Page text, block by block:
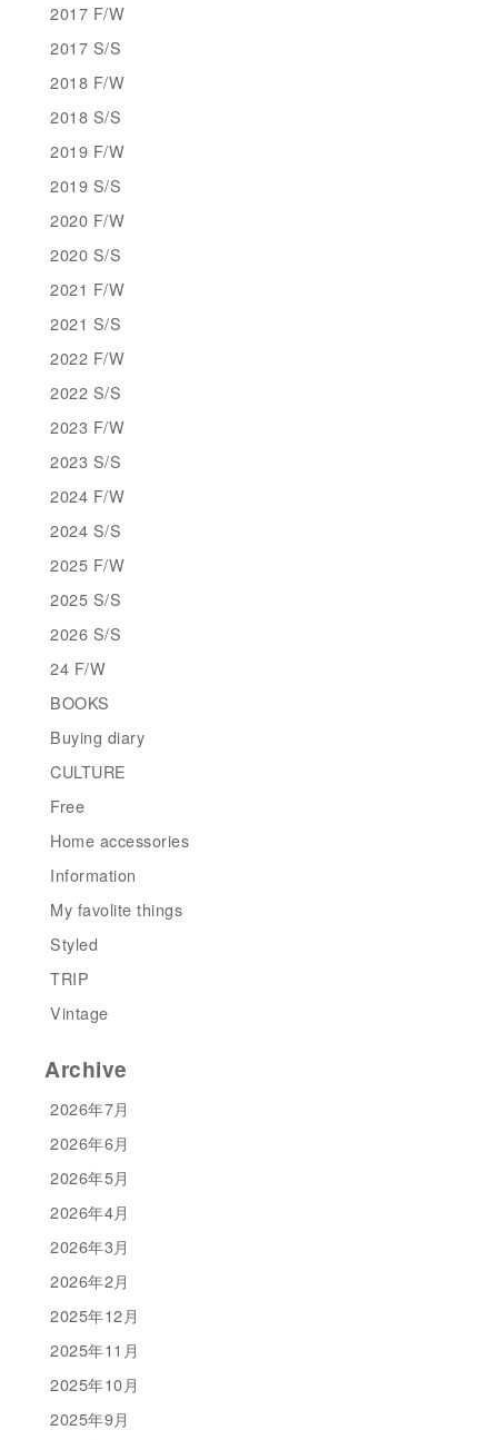
2017 F/W
2017 S/S
2018 F/W
2018 S/S
2019 F/W
2019 S/S
2020 F/W
2020 S/S
2021 F/W
2021 S/S
2022 F/W
2022 S/S
2023 F/W
2023 S/S
2024 F/W
2024 S/S
2025 F/W
2025 S/S
2026 S/S
24 F/W
BOOKS
Buying diary
CULTURE
Free
Home accessories
Information
My favolite things
Styled
TRIP
Vintage
Archive
2026年7月
2026年6月
2026年5月
2026年4月
2026年3月
2026年2月
2025年12月
2025年11月
2025年10月
2025年9月